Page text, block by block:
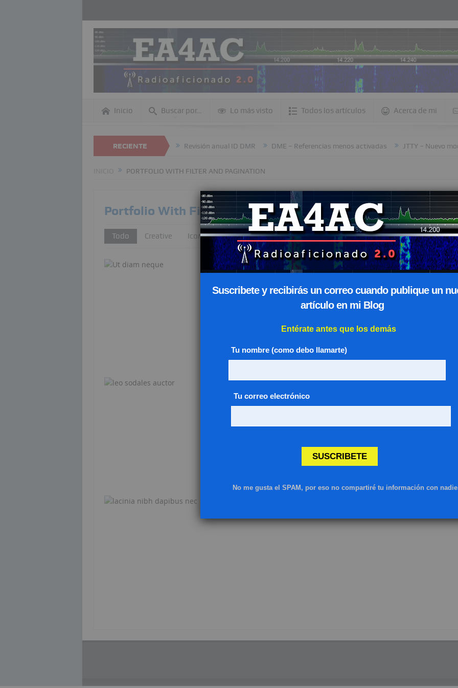
Inicio Buscar por… Lo más visto Todos los artículos Acerca de mi
RECIENTE
realizar búsquedas dentro de esta página Web Revisión anual ID DMR DME – Referencias menos activadas JTTY – Nuevo modo
PORTFOLIO WITH FILTER AND PAGINATION
Portfolio With Filter And Pagination
Todo Creative Icons Photgraphy Web design
Suscribete y recibirás un correo cuando publique un
artículo en mi Blog
Entérate antes que los demás
Tu nombre (como debo llamarte)
No me gusta el SPAM, por eso no compartiré tu información con
SUSCRIBETE
Tu correo electrónico